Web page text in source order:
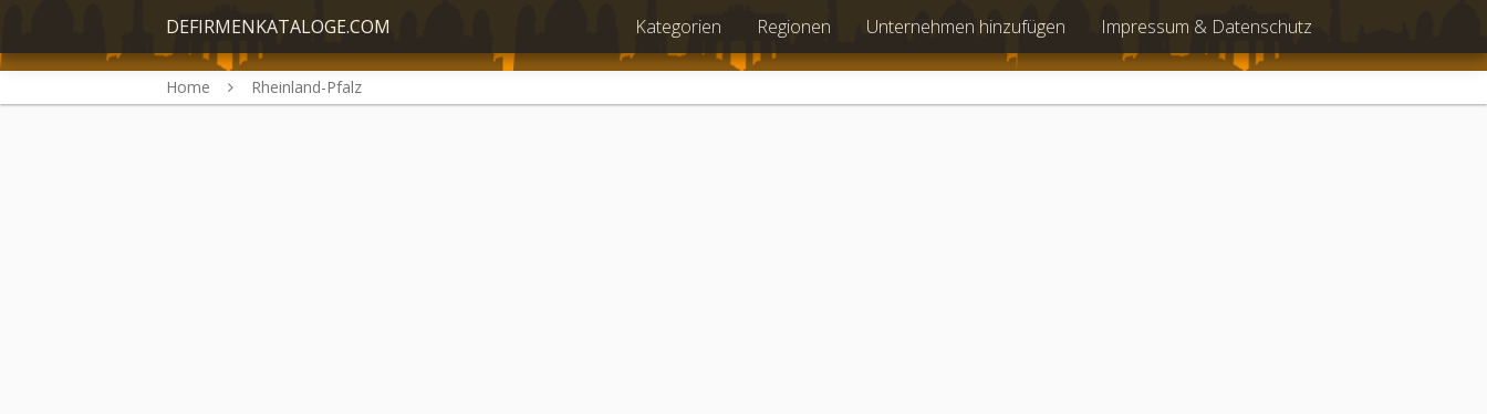
DEFIRMENKATALOGE.COM Kategorien Regionen Unternehmen hinzufügen Impressum & Datenschutz
Home Rheinland-Pfalz